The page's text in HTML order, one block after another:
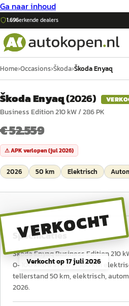
Ga naar inhoud
1.696erkende dealers
Home›Occasions›Škoda›Škoda Enyaq
Škoda Enyaq(2026)
Business Edition 210 kW / 286 PK
€ 52.559
⚠ APK verlopen (jul 2026)
2026 50 km Elektrisch
VERKOCHT
Verkocht op17 juli 2026
Specificaties
Škoda Enyaq Business Edition 210
0–100 km/u in 6,6 s, 580 km
tellerstand 50 km, elektrisch,
2026.